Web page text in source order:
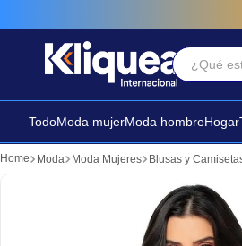
¿Qué
TodoModa mujerModa hombreHogar
Moda Moda Mujeres Blusas y
Términos
2. futbol